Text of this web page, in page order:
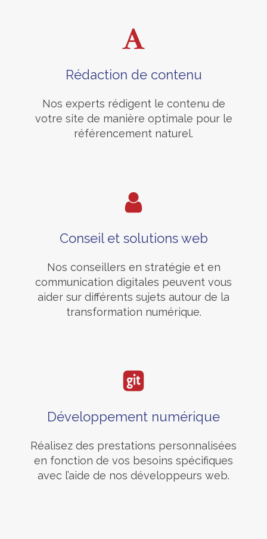
Rédaction de contenu
Nos experts rédigent le contenu de
votre site de manière optimale pour le
référencement naturel.
Conseil et solutions web
Nos conseillers en stratégie et en
communication digitales peuvent vous
aider sur différents sujets autour de la
transformation numérique.
Développement numérique
Réalisez des prestations personnalisées
en fonction de vos besoins spécifiques
avec l’aide de nos développeurs web.